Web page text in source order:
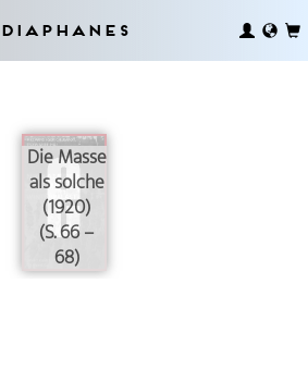
Diaphanes
Die Masse
als solche
(1920)
(S. 66 –
68)